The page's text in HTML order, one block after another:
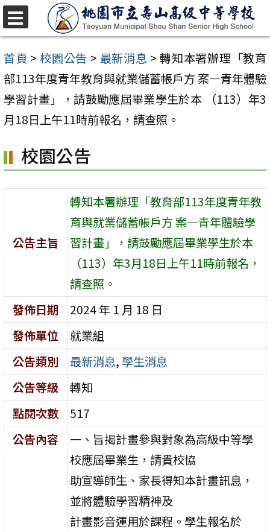
跳
至
主
要
內
容
首頁 > 校園公告 > 最新消息 > 轉知本署辦理「教育
部113年度青年教育與就業儲蓄帳戶方 案—青年體驗
學習計畫」，請鼓勵應屆畢業學生於本 （113）年3
月18日上午11時前報名，請查照。
校園公告
公告主旨
轉知本署辦理「教育部113年度青年教
育與就業儲蓄帳戶方 案—青年體驗學
習計畫」，請鼓勵應屆畢業學生於本
（113）年3月18日上午11時前報名，
請查照。
發佈日期
2024 年 1 月 18 日
發佈單位
就業組
公告類別
最新消息, 學生消息
公告等級
轉知
點閱次數
517
公告內容
一、旨揭計畫參與對象為高級中等學
校應屆畢業生，請貴校協
助宣導師生、家長得知本計畫訊息，
並將體驗學習精神及
計畫影音運用於課程。學生報名於
選
單